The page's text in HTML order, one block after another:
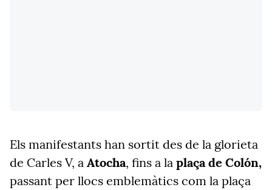
Els manifestants han sortit des de la glorieta
de Carles V, a Atocha, fins a la plaça de Colón,
passant per llocs emblemàtics com la plaça